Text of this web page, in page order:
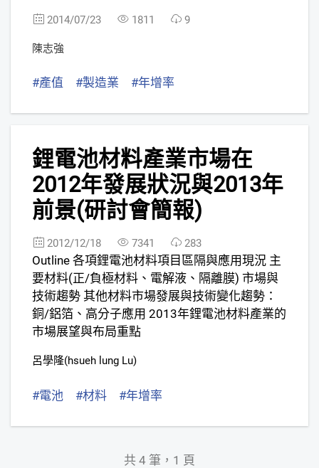
2014/07/23 1811 9
陳志強
#產值 #製造業 #年增率
鋰電池材料產業市場在
2012年發展狀況與2013年
前景(研討會簡報)
2012/12/18 7341 283
Outline 各項鋰電池材料項目區隔與應用現況 主
要材料(正/負極材料、電解液、隔離膜) 市場與
技術趨勢 其他材料市場發展與技術變化趨勢：
銅/鋁箔、高分子應用 2013年鋰電池材料產業的
市場展望與布局重點
呂學隆(hsueh lung Lu)
#電池 #材料 #年增率
共 4 筆，1 頁